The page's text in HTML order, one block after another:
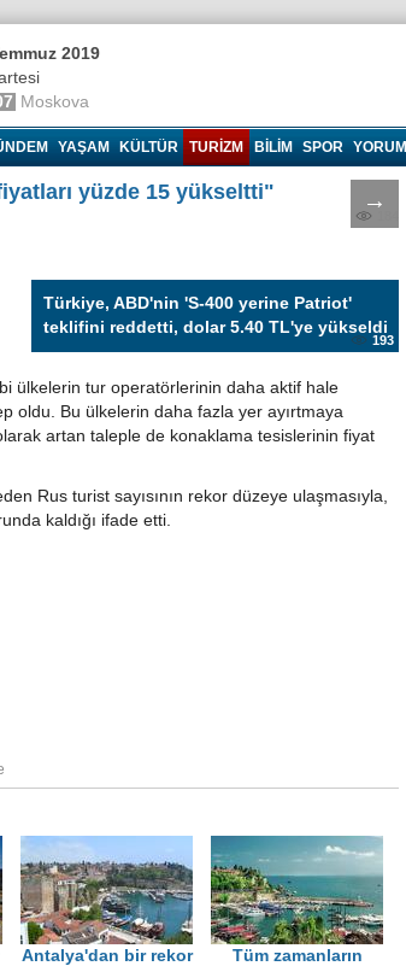
2019
Moskova
YAŞAM KÜLTÜR TURIZM BILIM SPOR YORUM
→
yüzde 15 yükseltti"
Türkiye, ABD'nin 'S-400 yerine Patriot'
teklifini reddetti, dolar 5.40 TL'ye yükseldi
193
ülkelerin tur operatörlerinin daha aktif hale
oldu. Bu ülkelerin daha fazla yer ayırtmaya
artan taleple de konaklama tesislerinin fiyat
Rus turist sayısının rekor düzeye ulaşmasıyla,
kaldığı ifade etti.
Antalya'dan bir rekor
Tüm zamanların